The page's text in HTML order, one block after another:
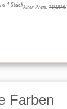
1 StückAlter Preis:19,99 €
Farben